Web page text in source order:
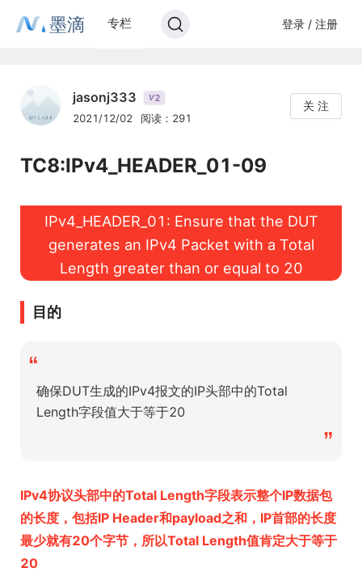
墨滴 专栏 登录 / 注册
jasonj333 V2
2021/12/02 阅读：291
关 注
TC8:IPv4_HEADER_01-09
IPv4_HEADER_01: Ensure that the DUT
generates an IPv4 Packet with a Total
Length greater than or equal to 20
目的
“
确保DUT生成的IPv4报文的IP头部中的Total
Length字段值大于等于20
”
IPv4协议头部中的Total Length字段表示整个IP数据包
的长度，包括IP Header和payload之和，IP首部的长度
最少就有20个字节，所以Total Length值肯定大于等于
20